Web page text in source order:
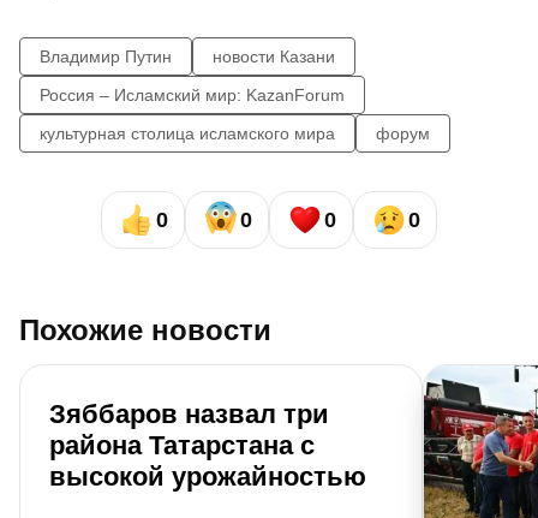
Владимир Путин
новости Казани
Россия – Исламский мир: KazanForum
культурная столица исламского мира
форум
0 0 0 0
Похожие новости
Зяббаров назвал три
района Татарстана с
высокой урожайностью